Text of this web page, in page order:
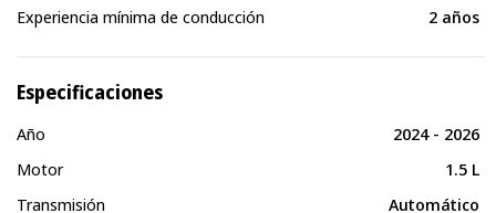
Experiencia mínima de conducción
2 años
Especificaciones
Año
2024 - 2026
Motor
1.5 L
Transmisión
Automático